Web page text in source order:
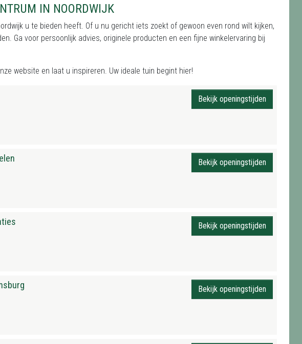
IN NOORDWIJK
u te bieden heeft. Of u nu gericht iets zoekt of gewoon even rond wilt kijken,
Ga voor persoonlijk advies, originele producten en een fijne winkelervaring bij
website en laat u inspireren. Uw ideale tuin begint hier!
Bekijk openingstijden
Bekijk openingstijden
Bekijk openingstijden
Bekijk openingstijden